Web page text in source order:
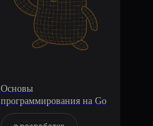
Основы
программирования на Go